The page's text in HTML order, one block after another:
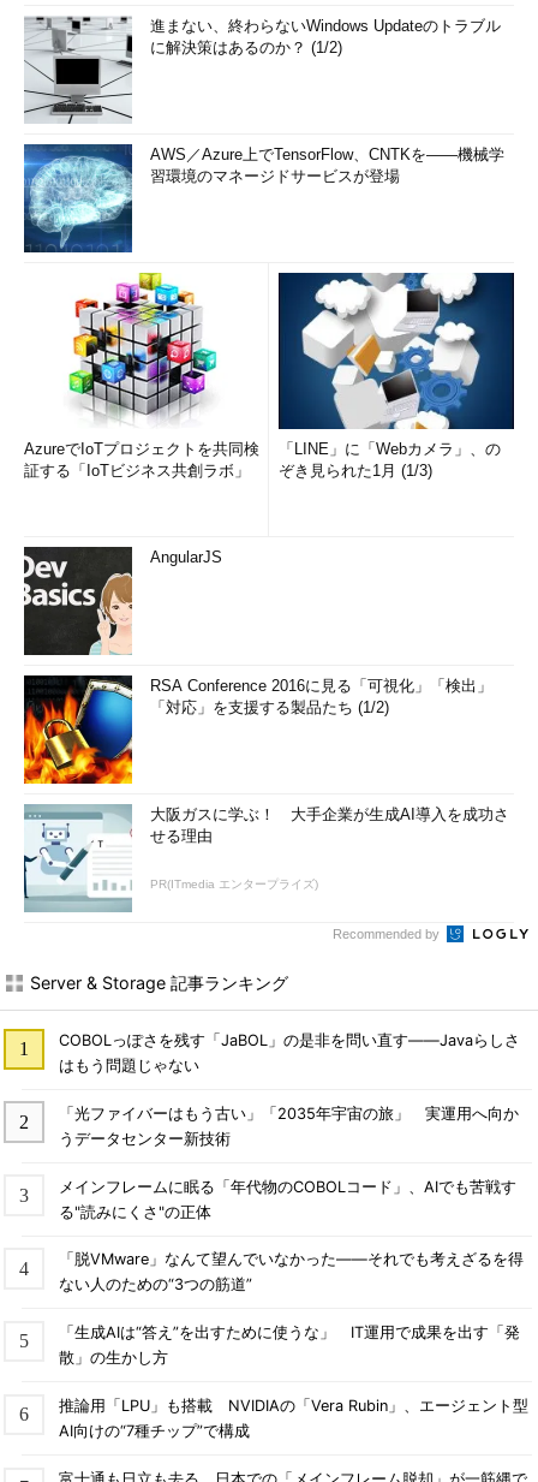
進まない、終わらないWindows Updateのトラブル
に解決策はあるのか？ (1/2)
AWS／Azure上でTensorFlow、CNTKを――機械学
習環境のマネージドサービスが登場
AzureでIoTプロジェクトを共同検
証する「IoTビジネス共創ラボ」
「LINE」に「Webカメラ」、の
ぞき見られた1月 (1/3)
AngularJS
RSA Conference 2016に見る「可視化」「検出」
「対応」を支援する製品たち (1/2)
大阪ガスに学ぶ！ 大手企業が生成AI導入を成功さ
せる理由
PR(ITmedia エンタープライズ)
Recommended by
Server & Storage 記事ランキング
COBOLっぽさを残す「JaBOL」の是非を問い直す――Javaらしさ
はもう問題じゃない
「光ファイバーはもう古い」「2035年宇宙の旅」 実運用へ向か
うデータセンター新技術
メインフレームに眠る「年代物のCOBOLコード」、AIでも苦戦す
る"読みにくさ"の正体
「脱VMware」なんて望んでいなかった――それでも考えざるを得
ない人のための“3つの筋道”
「生成AIは“答え”を出すために使うな」 IT運用で成果を出す「発
散」の生かし方
推論用「LPU」も搭載 NVIDIAの「Vera Rubin」、エージェント型
AI向けの“7種チップ”で構成